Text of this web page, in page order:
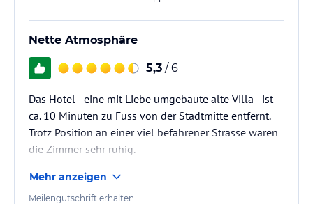
Nette Atmosphäre
5,3 / 6
Das Hotel - eine mit Liebe umgebaute alte Villa - ist
ca. 10 Minuten zu Fuss von der Stadtmitte entfernt.
Trotz Position an einer viel befahrener Strasse waren
die Zimmer sehr ruhig.
Mehr anzeigen
Meilengutschrift erhalten